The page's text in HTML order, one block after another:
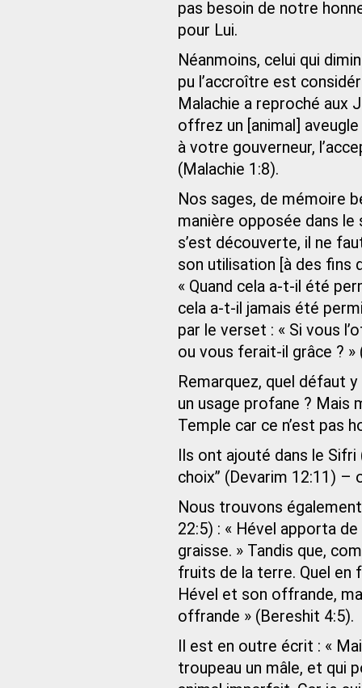
pas besoin de notre
pour Lui.
Néanmoins, celui qui
pu l’accroître est
Malachie a reproché aux
offrez un [animal]
à votre gouverneur,
(Malachie 1:8).
Nos sages, de mémoire
manière opposée dans le
s’est découverte, il ne
son utilisation [à des fins
« Quand cela a-t-il été
cela a-t-il jamais été
par le verset : « Si vous
ou vous ferait-il grâce ? »
Remarquez, quel défaut
un usage profane ? Mais
Temple car ce n’est pas
Ils ont ajouté dans le
choix” (Devarim 12:11) –
Nous trouvons
22:5) : « Hével apporta
graisse. » Tandis que,
fruits de la terre. Quel en
Hével et son offrande,
offrande » (Bereshit 4:5).
Il est en outre écrit : «
troupeau un mâle, et qui